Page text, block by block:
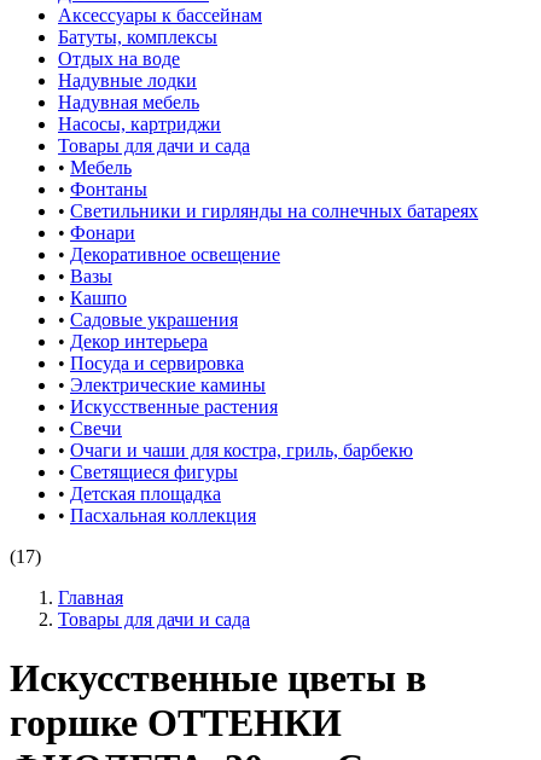
Аксессуары к бассейнам
Батуты, комплексы
Отдых на воде
Надувные лодки
Надувная мебель
Насосы, картриджи
Товары для дачи и сада
• Мебель
• Фонтаны
• Светильники и гирлянды на солнечных батареях
• Фонари
• Декоративное освещение
• Вазы
• Кашпо
• Садовые украшения
• Декор интерьера
• Посуда и сервировка
• Электрические камины
• Искусственные растения
• Свечи
• Очаги и чаши для костра, гриль, барбекю
• Светящиеся фигуры
• Детская площадка
• Пасхальная коллекция
(17)
Главная
Товары для дачи и сада
Искусственные цветы в
горшке ОТТЕНКИ